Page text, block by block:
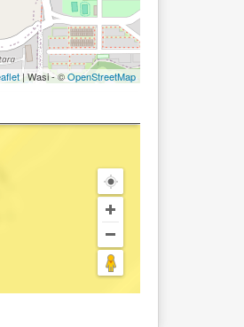
| Wasi - ©OpenStreetMap